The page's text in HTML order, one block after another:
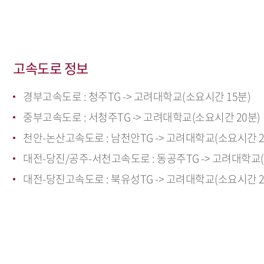
고속도로 정보
경부고속도로 : 청주TG -> 고려대학교(소요시간 15분)
중부고속도로 : 서청주TG -> 고려대학교(소요시간 20분)
천안-논산고속도로 : 남천안TG -> 고려대학교(소요시간
대전-당진/공주-서천고속도로 : 동공주TG -> 고려대학
대전-당진고속도로 : 북유성TG -> 고려대학교(소요시간